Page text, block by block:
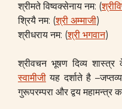
श्रीमते विष्वक्सेनाय नम: (
श्रियै नम: (श्री अम्माजी)
श्रीधराय नम: (श्री भगवान)
श्रीवचन भूषण दिव्य
स्वामीजी यह दर्शाते है
गुरूपरम्परा और द्वय महामन्त्र